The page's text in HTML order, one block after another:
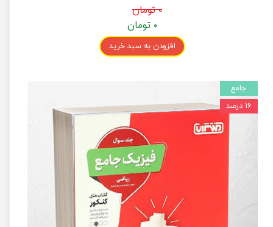
۰ تومان
۰ تومان
افزودن به سبد خرید
جامع
۱۶ درصد